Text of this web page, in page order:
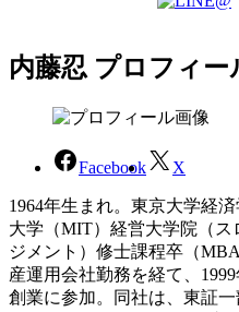
内藤忍 プロフィー
Facebook X
1964年生まれ。東京大学経
大学（MIT）経営大学院（
ジメント）修士課程卒（
産運用会社勤務を経て、
創業に参加。同社は、東証